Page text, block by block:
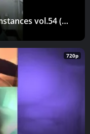
15349465 Women's Toilet Circumstances vol.54 (Young Girl Special 5)
720p